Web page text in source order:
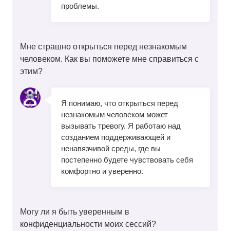
проблемы.
Мне страшно открыться перед незнакомым
человеком. Как вы поможете мне справиться с
этим?
Я понимаю, что открыться перед
незнакомым человеком может
вызывать тревогу. Я работаю над
созданием поддерживающей и
ненавязчивой среды, где вы
постепенно будете чувствовать себя
комфортно и уверенно.
Могу ли я быть уверенным в
конфиденциальности моих сессий?